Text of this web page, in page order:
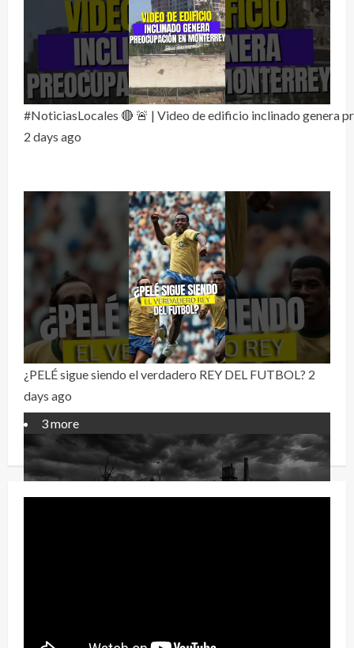
#NoticiasLocales 🔴 🚨 | Video de edificio inclinado genera
2 days ago
¿PELÉ sigue siendo el verdadero REY DEL FUTBOL? 2
days ago
3 more
12 videos